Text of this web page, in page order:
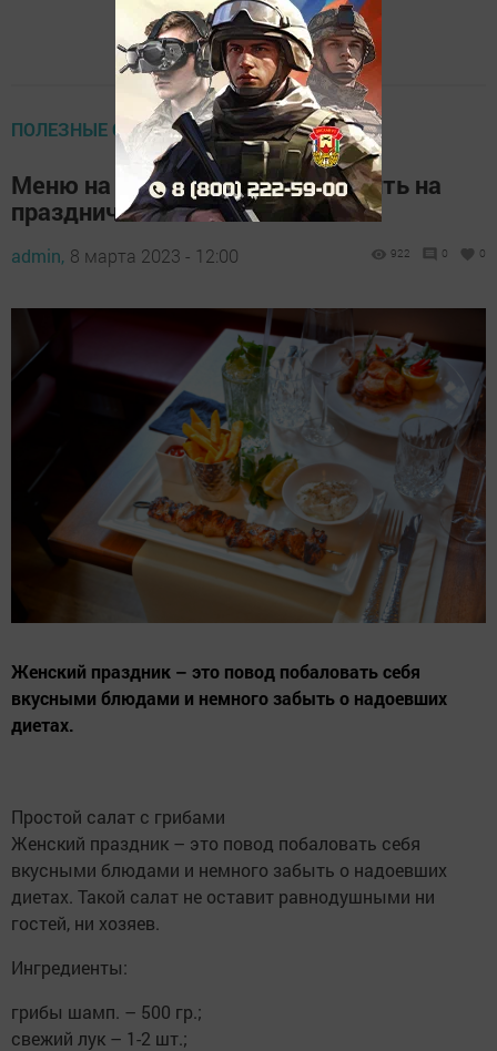
ПОЛЕЗНЫЕ СОВЕТЫ
Меню на 8 марта: что приготовить на
праздничный стол?
admin, 8 марта 2023 - 12:00 922 0 0
Женский праздник – это повод побаловать себя
вкусными блюдами и немного забыть о надоевших
диетах.
Простой салат с грибами
Женский праздник – это повод побаловать себя
вкусными блюдами и немного забыть о надоевших
диетах. Такой салат не оставит равнодушными ни
гостей, ни хозяев.
Ингредиенты:
грибы шамп. – 500 гр.;
свежий лук – 1-2 шт.;